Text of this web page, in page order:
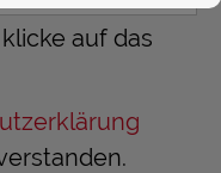
auf das